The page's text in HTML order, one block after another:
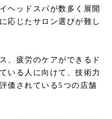
ヘッドスパが数多く展開
応じたサロン選びが難し
、疲労のケアができるド
いる人に向けて、技術力
価されている5つの店舗